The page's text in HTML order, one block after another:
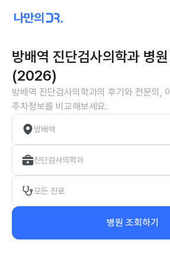
방배역 진단검사의학과 병
(2026)
방배역 진단검사의학과의 후기와 전문의,
주차정보를 비교해보세요.
방배역
진단검사의학과
모든 진료
병원 조회하기